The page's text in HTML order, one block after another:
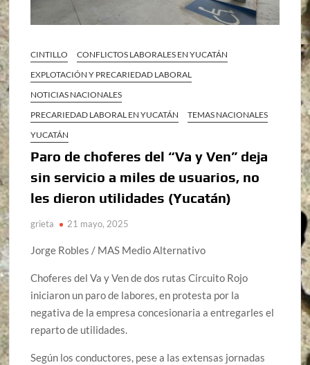
CINTILLO
CONFLICTOS LABORALES EN YUCATÁN
EXPLOTACIÓN Y PRECARIEDAD LABORAL
NOTICIAS NACIONALES
PRECARIEDAD LABORAL EN YUCATÁN
TEMAS NACIONALES
YUCATÁN
Paro de choferes del “Va y Ven” deja
sin servicio a miles de usuarios, no
les dieron utilidades (Yucatán)
grieta 21 mayo, 2025
Jorge Robles / MAS Medio Alternativo
Choferes del Va y Ven de dos rutas Circuito Rojo
iniciaron un paro de labores, en protesta por la
negativa de la empresa concesionaria a entregarles el
reparto de utilidades.
Según los conductores, pese a las extensas jornadas